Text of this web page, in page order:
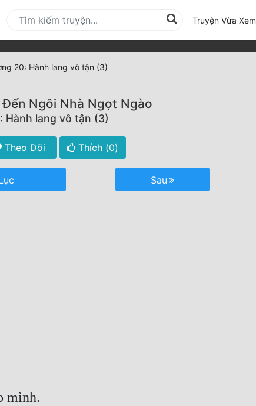
Truyện Vừa Xem
20: Hành lang vô tận (3)
Ngôi Nhà Ngọt Ngào
Hành lang vô tận (3)
Theo Dõi Thích (0)
Sau
mình.